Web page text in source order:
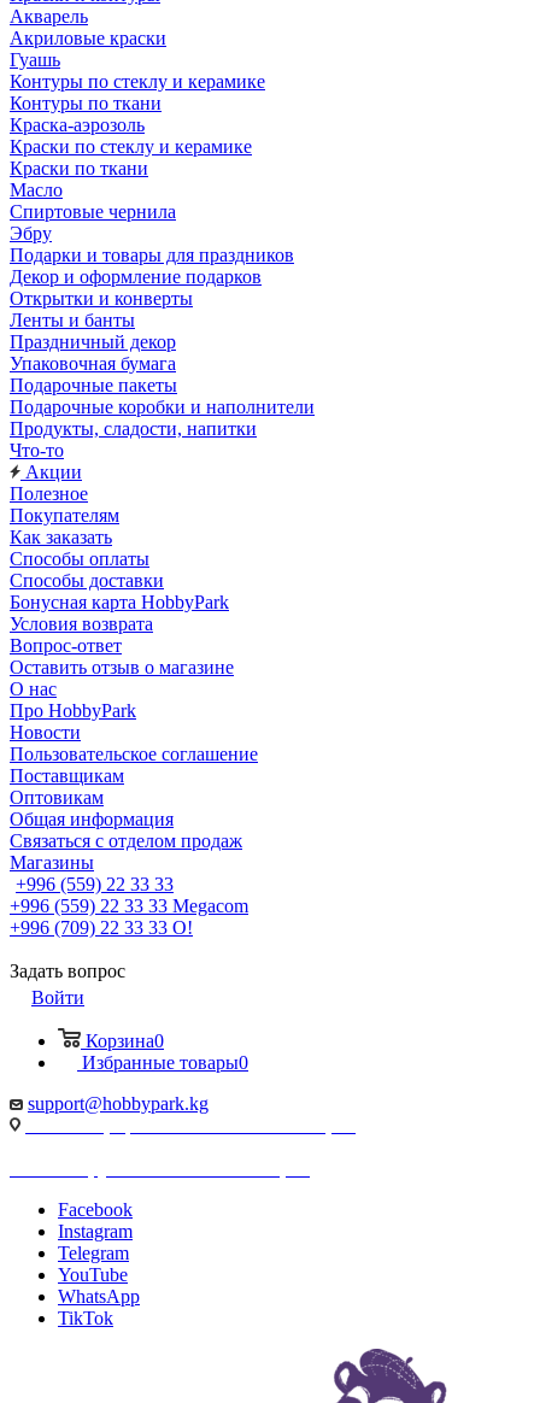
Акварель
Акриловые краски
Гуашь
Контуры по стеклу и керамике
Контуры по ткани
Краска-аэрозоль
Краски по стеклу и керамике
Краски по ткани
Масло
Спиртовые чернила
Эбру
Подарки и товары для праздников
Декор и оформление подарков
Открытки и конверты
Ленты и банты
Праздничный декор
Упаковочная бумага
Подарочные пакеты
Подарочные коробки и наполнители
Продукты, сладости, напитки
Что-то
Акции
Полезное
Покупателям
Как заказать
Способы оплаты
Способы доставки
Бонусная карта HobbyPark
Условия возврата
Вопрос-ответ
Оставить отзыв о магазине
О нас
Про HobbyPark
Новости
Пользовательское соглашение
Поставщикам
Оптовикам
Общая информация
Связаться с отделом продаж
Магазины
+996 (559) 22 33 33
+996 (559) 22 33 33 Megacom
+996 (709) 22 33 33 O!
Задать вопрос
Войти
Корзина0
Избранные товары0
support@hobbypark.kg
Facebook
Instagram
Telegram
YouTube
WhatsApp
TikTok